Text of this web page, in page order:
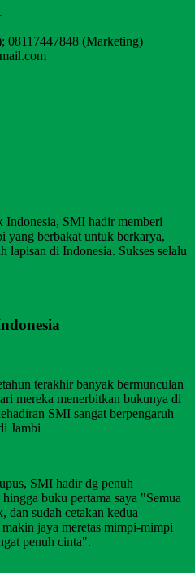
08117447848 (Marketing)
Indonesia, SMI hadir memberi
yang berbakat untuk berkarya,
lapisan di Indonesia. Sukses selalu
terakhir banyak bermunculan
mereka menerbitkan bukunya di
SMI sangat berpengaruh
Jambi
SMI hadir dg penuh
buku pertama saya "Semua
dan sudah cetakan kedua
jaya meretas mimpi-mimpi
penuh cinta".